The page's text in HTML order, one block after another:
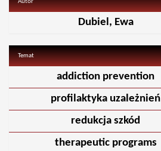
Autor
Dubiel, Ewa
Temat
addiction prevention
profilaktyka uzależnień
redukcja szkód
therapeutic programs